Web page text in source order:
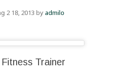
2 18, 2013 byadmilo
Trainer